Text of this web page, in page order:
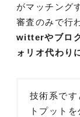
がマッチング
審査のみで行
witterやブロ
ォリオ代わり
技術系です
トプット